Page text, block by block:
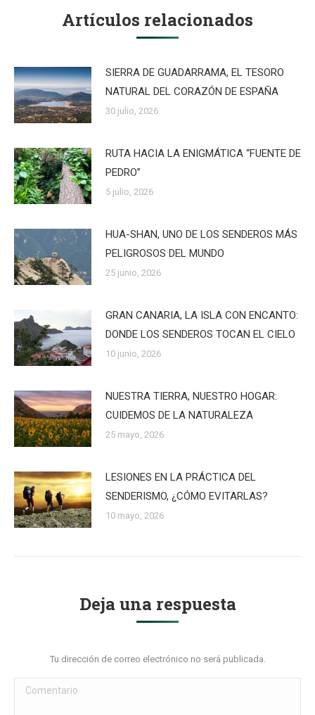
Artículos relacionados
SIERRA DE GUADARRAMA, EL TESORO
NATURAL DEL CORAZÓN DE ESPAÑA
30 julio, 2026
RUTA HACIA LA ENIGMÁTICA “FUENTE DE
PEDRO”
5 julio, 2026
HUA-SHAN, UNO DE LOS SENDEROS MÁS
PELIGROSOS DEL MUNDO
25 junio, 2026
GRAN CANARIA, LA ISLA CON ENCANTO:
DONDE LOS SENDEROS TOCAN EL CIELO
10 junio, 2026
NUESTRA TIERRA, NUESTRO HOGAR:
CUIDEMOS DE LA NATURALEZA
25 mayo, 2026
LESIONES EN LA PRÁCTICA DEL
SENDERISMO, ¿CÓMO EVITARLAS?
10 mayo, 2026
Deja una respuesta
Tu dirección de correo electrónico no será publicada.
Comentario